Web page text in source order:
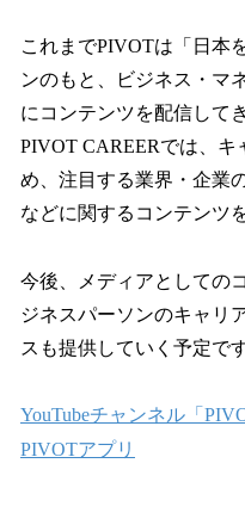
これまでPIVOTは「日本
ンのもと、ビジネス・マ
にコンテンツを配信して
PIVOT CAREERでは、
め、注目する業界・企業
などに関するコンテンツ
今後、メディアとしての
ジネスパーソンのキャリ
スも提供していく予定で
YouTubeチャンネル「
PIVOTアプリ